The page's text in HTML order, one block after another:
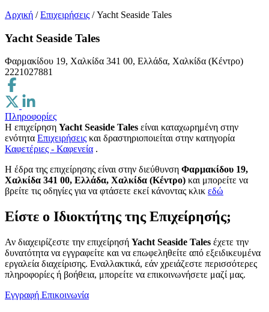
Αρχική / Επιχειρήσεις / Yacht Seaside Tales
Yacht Seaside Tales
Φαρμακίδου 19, Χαλκίδα 341 00, Ελλάδα, Χαλκίδα (Κέντρο)
2221027881
Πληροφορίες
Η επιχείρηση Yacht Seaside Tales είναι καταχωρημένη στην
ενότητα Επιχειρήσεις και δραστηριοποιείται στην κατηγορία
Καφετέριες - Καφενεία .
H έδρα της επιχείρησης είναι στην διεύθυνση Φαρμακίδου 19,
Χαλκίδα 341 00, Ελλάδα, Χαλκίδα (Κέντρο) και μπορείτε να
βρείτε τις οδηγίες για να φτάσετε εκεί κάνοντας κλικ εδώ
Είστε ο Ιδιοκτήτης της Επιχείρησής;
Αν διαχειρίζεστε την επιχείρησή Yacht Seaside Tales έχετε την
δυνατότητα να εγγραφείτε και να επωφεληθείτε από εξειδικευμένα
εργαλεία διαχείρισης. Εναλλακτικά, εάν χρειάζεστε περισσότερες
πληροφορίες ή βοήθεια, μπορείτε να επικοινωνήσετε μαζί μας.
Εγγραφή Επικοινωνία